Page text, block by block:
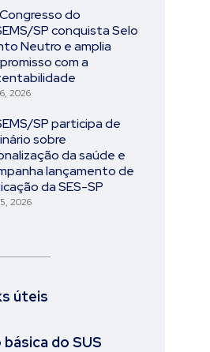
do
SP conquista Selo
Neutro e amplia
com a
2026
SP participa de
sobre
da saúde e
lançamento de
da SES-SP
2026
úteis
do SUS